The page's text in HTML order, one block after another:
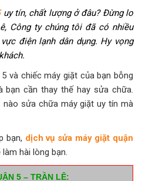
uy tín, chất lượng ở đâu? Đừng lo
Công ty chúng tôi đã có nhiều
điện lạnh dân dụng. Hy vọng
và chiếc máy giặt của bạn bỗng
cần thay thế hay sửa chữa.
sửa chữa máy giặt uy tín mà
bạn, dịch vụ sửa máy giặt quận
hài lòng bạn.
5 – TRẦN LÊ: